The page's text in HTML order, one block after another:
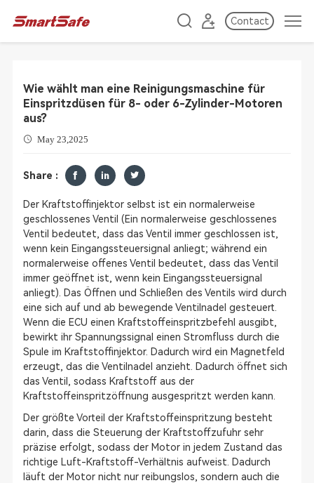
Contact
Wie wählt man eine Reinigungsmaschine für
Einspritzdüsen für 8- oder 6-Zylinder-Motoren
aus?
May 23,2025
Share :
Der Kraftstoffinjektor selbst ist ein normalerweise
geschlossenes Ventil (Ein normalerweise geschlossenes
Ventil bedeutet, dass das Ventil immer geschlossen ist,
wenn kein Eingangssteuersignal anliegt; während ein
normalerweise offenes Ventil bedeutet, dass das Ventil
immer geöffnet ist, wenn kein Eingangssteuersignal
anliegt). Das Öffnen und Schließen des Ventils wird durch
eine sich auf und ab bewegende Ventilnadel gesteuert.
Wenn die ECU einen Kraftstoffeinspritzbefehl ausgibt,
bewirkt ihr Spannungssignal einen Stromfluss durch die
Spule im Kraftstoffinjektor. Dadurch wird ein Magnetfeld
erzeugt, das die Ventilnadel anzieht. Dadurch öffnet sich
das Ventil, sodass Kraftstoff aus der
Kraftstoffeinspritzöffnung ausgespritzt werden kann.
Der größte Vorteil der Kraftstoffeinspritzung besteht
darin, dass die Steuerung der Kraftstoffzufuhr sehr
präzise erfolgt, sodass der Motor in jedem Zustand das
richtige Luft-Kraftstoff-Verhältnis aufweist. Dadurch
läuft der Motor nicht nur reibungslos, sondern auch die